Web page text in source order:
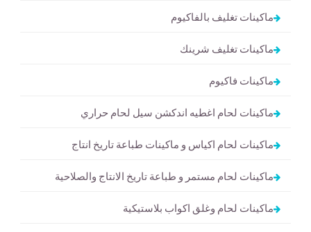
ماكينات تغليف بالفاكيوم
ماكينات تغليف شرينك
ماكينات فاكيوم
ماكينات لحام اغطيه اندكشن سيل لحام حراري
ماكينات لحام اكياس و ماكينات طباعة تاريخ انتاج
ماكينات لحام مستمر و طباعة تاريخ الانتاج والصلاحية
ماكينات لحام وغلق اكواب بلاستيكية